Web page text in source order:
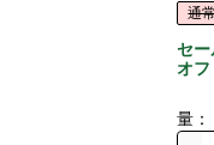
通
セ
オ
量：